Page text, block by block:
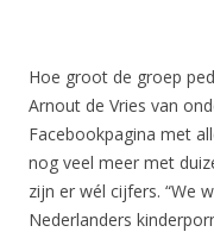
Hoe groot de groep
Arnout de Vries van
Facebookpagina met
nog veel meer met
zijn er wél cijfers. “We
Nederlanders